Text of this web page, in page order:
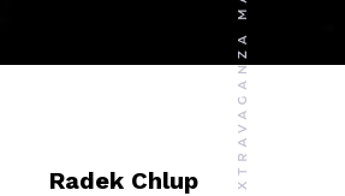
Radek Chlup